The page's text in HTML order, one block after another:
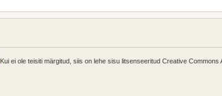
Kui ei ole teisiti märgitud, siis on lehe sisu litsenseeritud Creative Commons